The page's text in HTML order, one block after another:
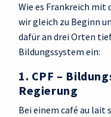
Wie es Frankreich mit
wir gleich zu Beginn
dafür an drei Orten
Bildungssystem ein:
1. CPF –
Regierung
Bei einem café au